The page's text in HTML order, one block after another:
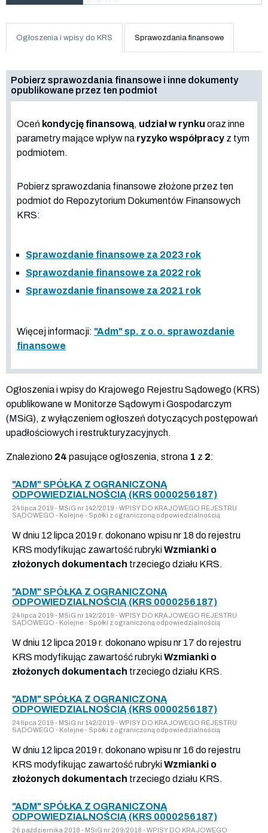
Ogłoszenia i wpisy do KRS Sprawozdania finansowe
Pobierz sprawozdania finansowe i inne dokumenty
opublikowane przez ten podmiot
Oceń kondycję finansową, udział w rynku oraz inne
parametry mające wpływ na ryzyko współpracy z tym
podmiotem.
Pobierz sprawozdania finansowe złożone przez ten
podmiot do Repozytorium Dokumentów Finansowych
KRS:
Sprawozdanie finansowe za 2023 rok
Sprawozdanie finansowe za 2022 rok
Sprawozdanie finansowe za 2021 rok
Więcej informacji: "Adm" sp. z o.o. sprawozdanie
finansowe
Ogłoszenia i wpisy do Krajowego Rejestru Sądowego (KRS)
opublikowane w Monitorze Sądowym i Gospodarczym
(MSiG), z wyłączeniem ogłoszeń dotyczących postępowań
upadłościowych i restrukturyzacyjnych.
Znaleziono 24 pasujące ogłoszenia, strona 1 z 2:
"ADM" SPÓŁKA Z OGRANICZONĄ
ODPOWIEDZIALNOŚCIĄ (KRS 0000256187)
24 lipca 2019 - MSiG nr 142/2019 - WPISY DO KRAJOWEGO REJESTRU
SĄDOWEGO - Kolejne - Spółki z ograniczoną odpowiedzialnością
W dniu 12 lipca 2019 r. dokonano wpisu nr 18 do rejestru
KRS modyfikując zawartość rubrykiWzmianki o
złożonych dokumentach trzeciego działu KRS.
"ADM" SPÓŁKA Z OGRANICZONĄ
ODPOWIEDZIALNOŚCIĄ (KRS 0000256187)
24 lipca 2019 - MSiG nr 142/2019 - WPISY DO KRAJOWEGO REJESTRU
SĄDOWEGO - Kolejne - Spółki z ograniczoną odpowiedzialnością
W dniu 12 lipca 2019 r. dokonano wpisu nr 17 do rejestru
KRS modyfikując zawartość rubrykiWzmianki o
złożonych dokumentach trzeciego działu KRS.
"ADM" SPÓŁKA Z OGRANICZONĄ
ODPOWIEDZIALNOŚCIĄ (KRS 0000256187)
24 lipca 2019 - MSiG nr 142/2019 - WPISY DO KRAJOWEGO REJESTRU
SĄDOWEGO - Kolejne - Spółki z ograniczoną odpowiedzialnością
W dniu 12 lipca 2019 r. dokonano wpisu nr 16 do rejestru
KRS modyfikując zawartość rubrykiWzmianki o
złożonych dokumentach trzeciego działu KRS.
"ADM" SPÓŁKA Z OGRANICZONĄ
ODPOWIEDZIALNOŚCIĄ (KRS 0000256187)
26 października 2018 - MSiG nr 209/2018 - WPISY DO KRAJOWEGO